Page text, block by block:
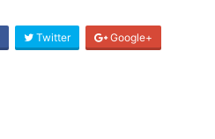
Twitter Google+